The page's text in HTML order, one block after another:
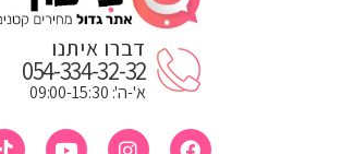
דברו איתנו
054-334-32-32
א'-ה': 09:00-15:30